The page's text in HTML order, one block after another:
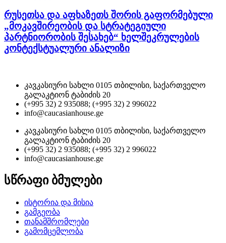
რუსეთსა და აფხაზეთს შორის გაფორმებული
„მოკავშირეობის და სტრატეგიული
პარტნიორობის შესახებ“ ხელშეკრულების
კონტექსტუალური ანალიზი
კავკასიური სახლი 0105 თბილისი, საქართველო
გალაკტიონ ტაბიძის 20
(+995 32) 2 935088; (+995 32) 2 996022
info@caucasianhouse.ge
კავკასიური სახლი 0105 თბილისი, საქართველო
გალაკტიონ ტაბიძის 20
(+995 32) 2 935088; (+995 32) 2 996022
info@caucasianhouse.ge
სწრაფი ბმულები
ისტორია და მისია
გამგეობა
თანამშრომლები
გამომცემლობა